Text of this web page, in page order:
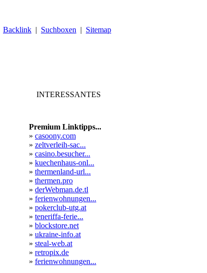
Backlink | Suchboxen | Sitemap
INTERESSANTES
Premium Linktipps...
» casoony.com
» zeltverleih-sac...
» casino.besucher...
» kuechenhaus-onl...
» thermenland-url...
» thermen.pro
» derWebman.de.tl
» ferienwohnungen...
» pokerclub-utg.at
» teneriffa-ferie...
» blockstore.net
» ukraine-info.at
» steal-web.at
» retropix.de
» ferienwohnungen...